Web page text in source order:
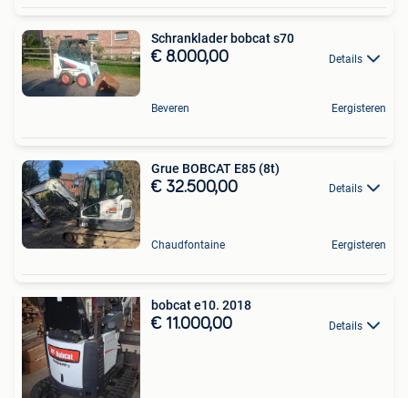
Schranklader bobcat s70
€ 8.000,00 Details
Beveren Eergisteren
Grue BOBCAT E85 (8t)
€ 32.500,00 Details
Chaudfontaine Eergisteren
bobcat e10. 2018
€ 11.000,00 Details